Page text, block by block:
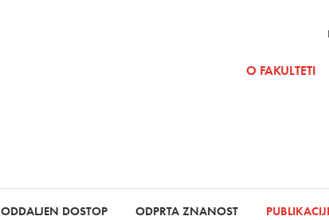
O FAKULTETI
ODDALJEN DOSTOP ODPRTA ZNANOST